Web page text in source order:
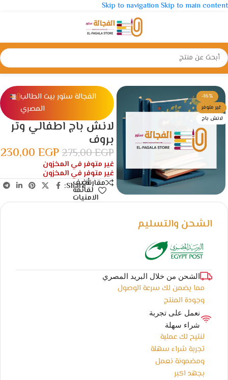
Skip to navigationSkip to main content
الرئيسية/شنط و مقالم/لانش باج
-16%
غير متوفر
لانش باج
الفجالة ستور بيت الطالب
المصري
لانش باج اطفالي وتر
بروف
275,00EGP
230,00 EGP
غير متوفر في المخزون
غير متوفر في المخزون
مقارنةأضف
لقائمة
الامنيات
Share:
الشحن والتسليم
الشحن من خلال البريد المصري
مما يضمن لك سرعة الوصول
وجودة المنتج
نعمل على تجربة
شراء سهلة
لنتيح لك عملية
تجربة شراء سهلة
ومضمونة نعمل
بجهد اكبر